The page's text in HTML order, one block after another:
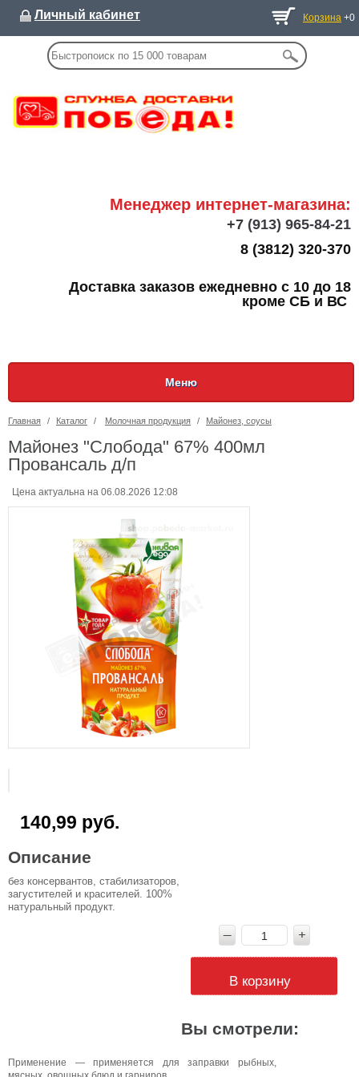
Личный кабинет Корзина +0
Менеджер интернет-магазина:
+7 (913) 965-84-21
8 (3812) 320-370
Доставка заказов ежедневно с 10 до 18
кроме СБ и ВС
Меню
Главная / Каталог / Молочная продукция / Майонез, соусы
Майонез "Слобода" 67% 400мл
Провансаль д/п
Цена актуальна на 06.08.2026 12:08
140,99 руб.
Описание
без консервантов, стабилизаторов,
загустителей и красителей. 100%
натуральный продукт.
В корзину
Вы смотрели:
Применение — применяется для заправки рыбных,